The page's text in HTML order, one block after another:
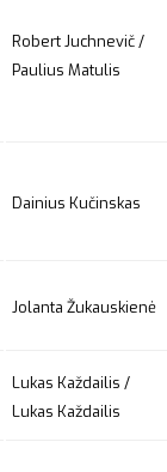
Robert Juchnevič /
Paulius Matulis
Dainius Kučinskas
Jolanta Žukauskienė
Lukas Každailis /
Lukas Každailis